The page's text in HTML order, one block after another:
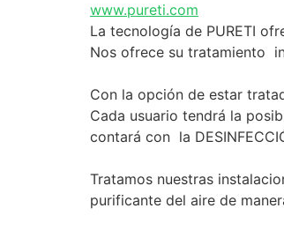
www.pureti.com
La tecnología de PURETI
Nos ofrece su tratamiento
Con la opción de estar
Cada usuario tendrá la
contará con la
Tratamos nuestras
purificante del aire de